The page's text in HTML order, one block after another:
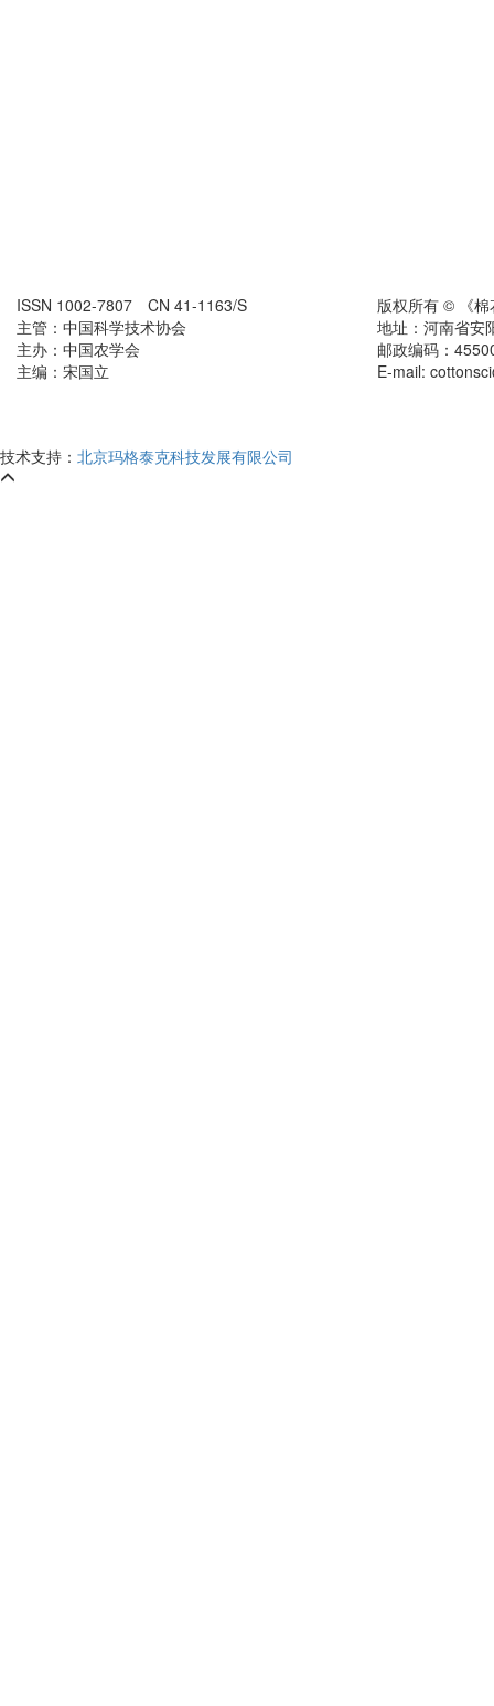
ISSN 1002-7807 CN 41-1163/S
主管：中国科学技术协会
主办：中国农学会
主编：宋国立
版权所有 © 《
地址：河南省安
邮政编码：
E-mail:
技术支持： 北京玛格泰克科技发展有限公司